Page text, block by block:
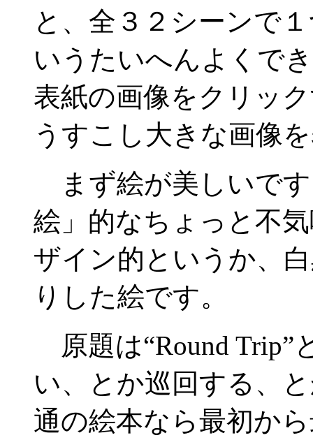
と、全３２シーンで
いうたいへんよくで
表紙の画像をクリッ
うすこし大きな画像
まず絵が美しいで
絵」的なちょっと不
ザイン的というか、
りした絵です。
原題は“Round Trip”
い、とか巡回する、
通の絵本なら最初か